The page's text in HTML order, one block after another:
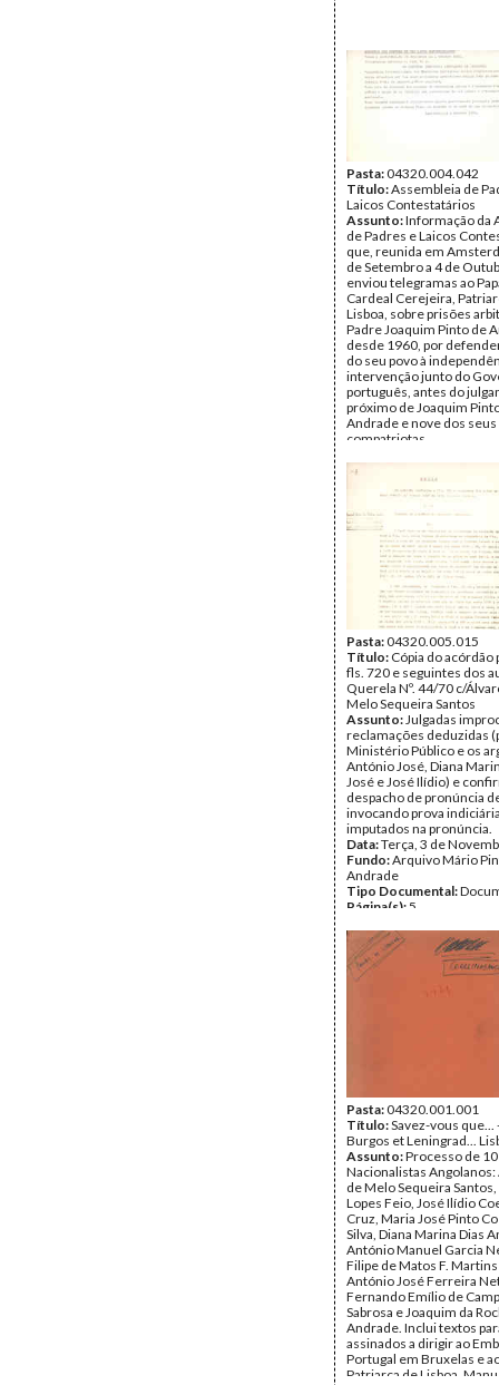
Pasta:04320.004.042
Título:Assembleia de
Laicos Contestatários
Assunto:Informação da
de Padres e Laicos
que, reunida em
de Setembro a 4 de
enviou telegramas ao
Cardeal Cerejeira,
Lisboa, sobre prisões
Padre Joaquim Pinto de
desde 1960, por
do seu povo à
intervenção junto do
português, antes do
próximo de Joaquim
Andrade e nove dos seus
compatriotas.
1970
Arquivo Mário
Andrade
Tipo Documental:
Página(s):1
Pasta:04320.005.015
Título: Cópia do
fls. 720 e seguintes dos
Querela Nº. 44/70 c/
Melo Sequeira Santos
Assunto:Julgadas
reclamações deduzidas
Ministério Público e os
António José, Diana
José e José Ilídio) e
despacho de pronúncia
invocando prova
imputados na pronúncia.
Data:Terça, 3 de
Fundo:Arquivo Mário
Andrade
Tipo Documental:
Página(s): 5
Pasta:04320.001.001
Título:Savez-vous que...
Burgos et Leningrad...
Assunto:Processo de 10
Nacionalistas Angolanos:
de Melo Sequeira Santos,
Lopes Feio, José Ilídio
Cruz, Maria José Pinto
Silva, Diana Marina Dias
António Manuel Garcia
Filipe de Matos F.
António José Ferreira
Fernando Emílio de
Sabrosa e Joaquim da
Andrade. Inclui textos
assinados a dirigir ao
Portugal em Bruxelas e
Patriarca de Lisboa,